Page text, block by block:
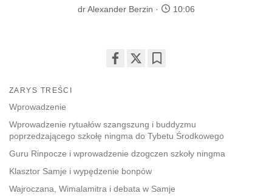
dr Alexander Berzin 10:06
ZARYS TREŚCI
Wprowadzenie
Wprowadzenie rytuałów szangszung i buddyzmu
poprzedzającego szkołę ningma do Tybetu Środkowego
Guru Rinpocze i wprowadzenie dzogczen szkoły ningma
Klasztor Samje i wypędzenie bonpów
Wajroczana, Wimalamitra i debata w Samje